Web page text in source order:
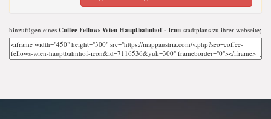
hinzufügen eines Coffee Fellows Wien Hauptbahnhof - Icon-stadtplans zu ihrer webseite;